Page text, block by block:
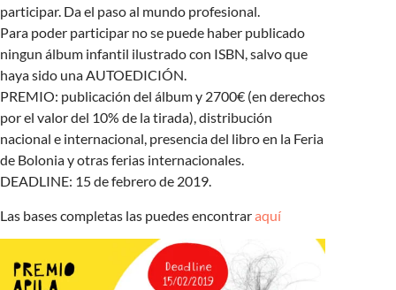
participar. Da el paso al mundo profesional.
Para poder participar no se puede haber publicado
ningun álbum infantil ilustrado con ISBN, salvo que
haya sido una AUTOEDICIÓN.
PREMIO: publicación del álbum y 2700€ (en derechos
por el valor del 10% de la tirada), distribución
nacional e internacional, presencia del libro en la Feria
de Bolonia y otras ferias internacionales.
DEADLINE: 15 de febrero de 2019.
Las bases completas las puedes encontraraquí